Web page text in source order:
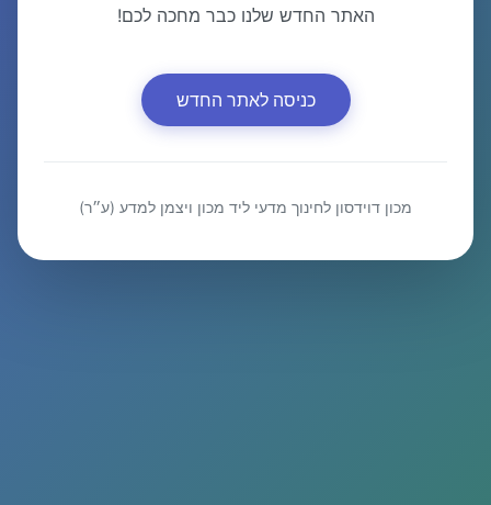
האתר החדש שלנו כבר מחכה לכם!
כניסה לאתר החדש
מכון דוידסון לחינוך מדעי ליד מכון ויצמן למדע (ע״ר)